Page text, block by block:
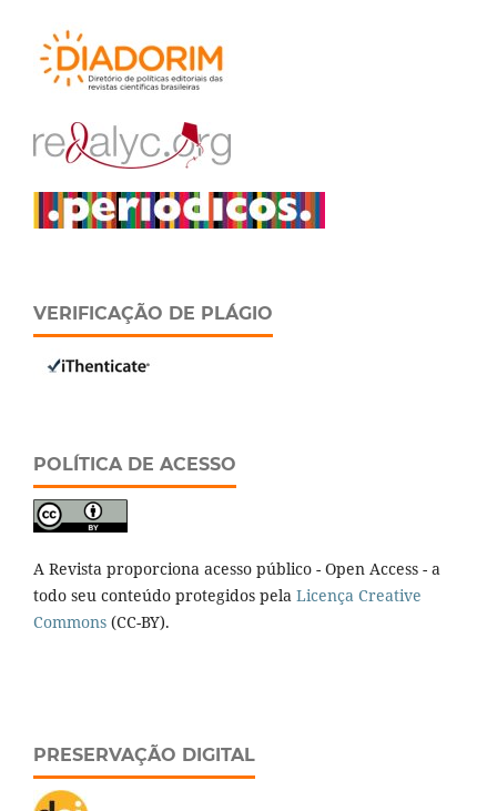
VERIFICAÇÃO DE PLÁGIO
POLÍTICA DE ACESSO
A Revista proporciona acesso público - Open Access - a
todo seu conteúdo protegidos pela Licença Creative
Commons (CC-BY).
PRESERVAÇÃO DIGITAL